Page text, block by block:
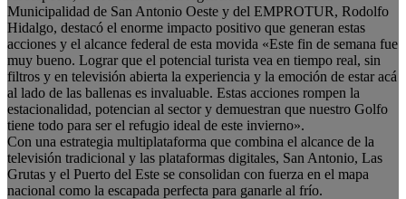
Municipalidad de San Antonio Oeste y del EMPROTUR, Rodolfo
Hidalgo, destacó el enorme impacto positivo que generan estas
acciones y el alcance federal de esta movida «Este fin de semana fue
muy bueno. Lograr que el potencial turista vea en tiempo real, sin
filtros y en televisión abierta la experiencia y la emoción de estar acá
al lado de las ballenas es invaluable. Estas acciones rompen la
estacionalidad, potencian al sector y demuestran que nuestro Golfo
tiene todo para ser el refugio ideal de este invierno».
Con una estrategia multiplataforma que combina el alcance de la
televisión tradicional y las plataformas digitales, San Antonio, Las
Grutas y el Puerto del Este se consolidan con fuerza en el mapa
nacional como la escapada perfecta para ganarle al frío.